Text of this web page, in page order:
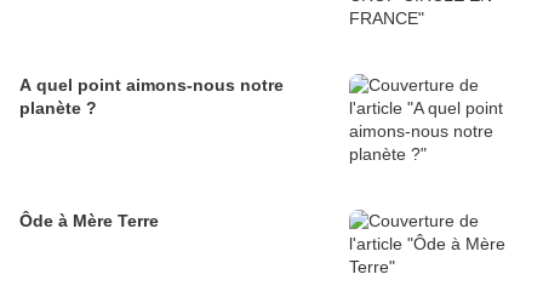
A quel point aimons-nous notre
planète ?
Ôde à Mère Terre